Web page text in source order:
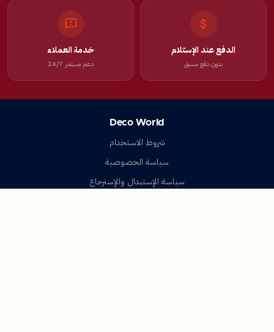
الدفع عند الإستلام
بدون دفع مسبق
خدمة العملاء
دعم مستمر 24/7
Deco World
شروط الاستخدام
سياسة الخصوصية
سياسة الإستبدال والإسترجاع